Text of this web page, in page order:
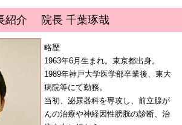
紹介 院長 千葉琢哉
略歴
1963年6月生まれ。東京都出身。
1989年神戸大学医学部卒業後、東大
病院等にて勤務。
当初、泌尿器科を専攻し、前立腺が
んの治療や神経因性膀胱の診断、治